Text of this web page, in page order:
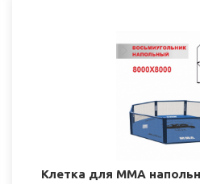
Клетка для ММА